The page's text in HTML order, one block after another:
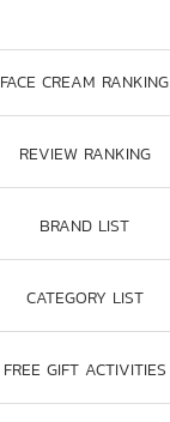
FACE CREAM RANKING
REVIEW RANKING
BRAND LIST
CATEGORY LIST
FREE GIFT ACTIVITIES